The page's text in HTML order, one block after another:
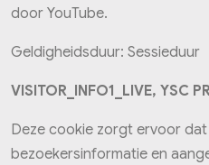
door YouTube.
Geldigheidsduur: Sessieduur
VISITOR_INFO1_LIVE, YSC
Deze cookie zorgt ervoor
bezoekersinformatie en